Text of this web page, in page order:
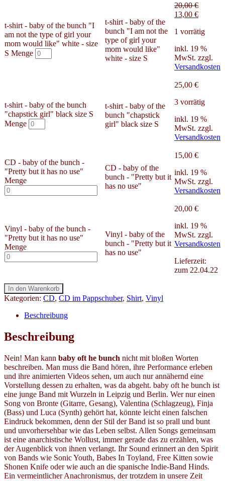
t-shirt - baby of the bunch "I
am not the type of girl your
mom would like" white - size
S Menge
t-shirt - baby of the
bunch "I am not the
type of girl your
mom would like"
white - size S
20,00€
13,00 €
1 vorrätig
inkl. 19 %
MwSt. zzgl.
Versandkosten
t-shirt - baby of the bunch
"chapstick girl" black size S
Menge
t-shirt - baby of the
bunch "chapstick
girl" black size S
25,00 €
3 vorrätig
inkl. 19 %
MwSt. zzgl.
Versandkosten
CD - baby of the bunch -
"Pretty but it has no use"
Menge
CD - baby of the
bunch - "Pretty but it
has no use"
15,00 €
inkl. 19 %
MwSt. zzgl.
Versandkosten
Vinyl - baby of the bunch -
"Pretty but it has no use"
Menge
Vinyl - baby of the
bunch - "Pretty but it
has no use"
20,00 €
inkl. 19 %
MwSt. zzgl.
Versandkosten
Lieferzeit:
zum 22.04.22
In den Warenkorb
Kategorien: CD, CD im Pappschuber, Shirt, Vinyl
Beschreibung
Beschreibung
Nein! Man kann baby oft he bunch nicht mit bloßen Worten
beschreiben. Man muss die Band hören, ihre Performance erleben
und ihre animierten Videos sehen, um auch nur annähernd eine
Vorstellung dessen zu erhalten, was da abgeht. baby oft he bunch ist
eine junge Band mit Wurzeln in Leipzig und Berlin. Wer nur einen
Song von Bronte (Gitarre, Gesang), Valentina (Schlagzeug), Finja
(Bass) und Luca (Synth) gehört hat, könnte leicht einen falschen
Eindruck bekommen, denn der Stil der Band ist so prall und bunt
und unvorhersehbar wie das Leben selbst. Allen Songs gemeinsam
ist eine anarchistische Wollust, immer gerade das zu erzählen, was
der Augenblick von ihnen verlangt. Ihr Sound erinnert an den Spirit
von Bands wie Sonic Youth, Babes In Toyland, Free Kitten sowie
Shonen Knife oder wie auch an die spanische Indie-Band Hinds.
Ein vermeintlicher Anachronismus, der trotzdem in unsere Zeit